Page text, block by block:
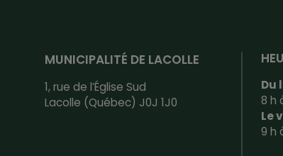
MUNICIPALITÉ DE LACOLLE
1, rue de l’Église Sud
Lacolle (Québec) J0J 1J0
Du
8 h
Le
9 h